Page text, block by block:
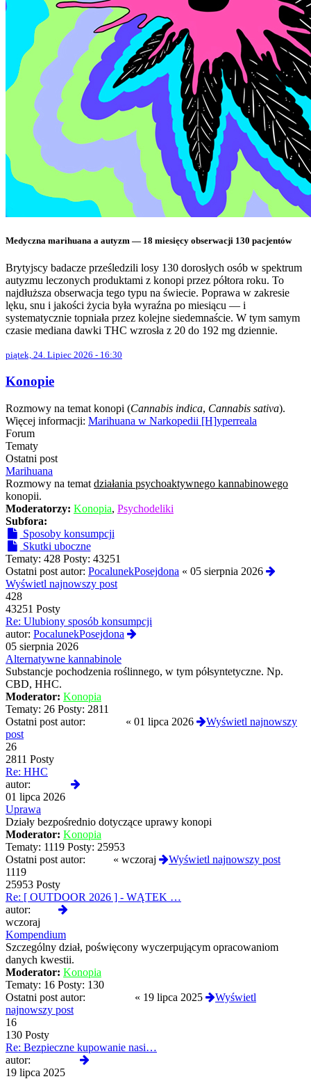
Medyczna marihuana a autyzm — 18 miesięcy obserwacji 130 pacjentów
Brytyjscy badacze prześledzili losy 130 dorosłych osób w spektrum
autyzmu leczonych produktami z konopi przez półtora roku. To
najdłuższa obserwacja tego typu na świecie. Poprawa w zakresie
lęku, snu i jakości życia była wyraźna po miesiącu — i
systematycznie topniała przez kolejne siedemnaście. W tym samym
czasie mediana dawki THC wzrosła z 20 do 192 mg dziennie.
piątek, 24. Lipiec 2026 - 16:30
Konopie
Rozmowy na temat konopi (Cannabis indica, Cannabis sativa).
Więcej informacji: Marihuana w Narkopedii [H]yperreala
Forum
Tematy
Ostatni post
Marihuana
Rozmowy na temat działania psychoaktywnego kannabinowego
konopii.
Moderatorzy: Konopia, Psychodeliki
Subfora:
Sposoby konsumpcji
Skutki uboczne
Tematy: 428 Posty: 43251
Ostatni post autor: PocalunekPosejdona « 05 sierpnia 2026
Wyświetl najnowszy post
428
43251 Posty
Re: Ulubiony sposób konsumpcji
autor: PocalunekPosejdona
05 sierpnia 2026
Alternatywne kannabinole
Substancje pochodzenia roślinnego, w tym półsyntetyczne. Np.
CBD, HHC.
Moderator: Konopia
Tematy: 26 Posty: 2811
Ostatni post autor:
« 01 lipca 2026
Wyświetl najnowszy
post
26
2811 Posty
Re: HHC
autor:
01 lipca 2026
Uprawa
Działy bezpośrednio dotyczące uprawy konopi
Moderator: Konopia
Tematy: 1119 Posty: 25953
Ostatni post autor:
« wczoraj
Wyświetl najnowszy post
1119
25953 Posty
Re: [ OUTDOOR 2026 ] - WĄTEK …
autor:
wczoraj
Kompendium
Szczególny dział, poświęcony wyczerpującym opracowaniom
danych kwestii.
Moderator: Konopia
Tematy: 16 Posty: 130
Ostatni post autor:
« 19 lipca 2025
Wyświetl
najnowszy post
16
130 Posty
Re: Bezpieczne kupowanie nasi…
autor:
19 lipca 2025